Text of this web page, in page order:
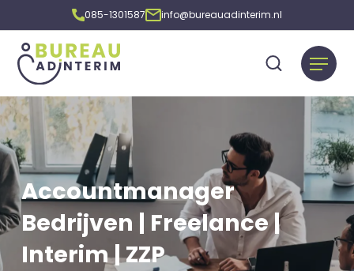
085-1301587 info@bureauadinterim.nl
Accountmanager
Bedrijven | Freelance |
Interim | ZZP